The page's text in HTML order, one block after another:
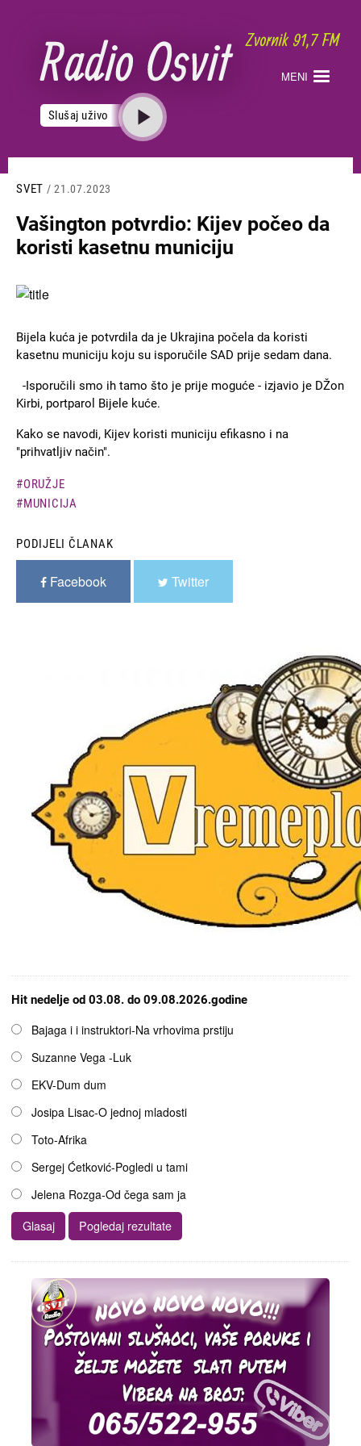
sadržaj
MENI
Slušaj uživo
SVET / 21.07.2023
Vašington potvrdio: Kijev počeo da
koristi kasetnu municiju
Slika
Bijela kuća je potvrdila da je Ukrajina počela da koristi
kasetnu municiju koju su isporučile SAD prije sedam dana.
-Isporučili smo ih tamo što je prije moguće - izjavio je DŽon
Kirbi, portparol Bijele kuće.
Kako se navodi, Kijev koristi municiju efikasno i na
"prihvatljiv način".
ORUŽJE
MUNICIJA
PODIJELI ČLANAK
Facebook Twitter
Hit nedelje od 03.08. do 09.08.2026.godine
OpcijeBajaga i i instruktori-Na vrhovima prstiju
Suzanne Vega -Luk
EKV-Dum dum
Josipa Lisac-O jednoj mladosti
Toto-Afrika
Sergej Ćetković-Pogledi u tami
Jelena Rozga-Od čega sam ja